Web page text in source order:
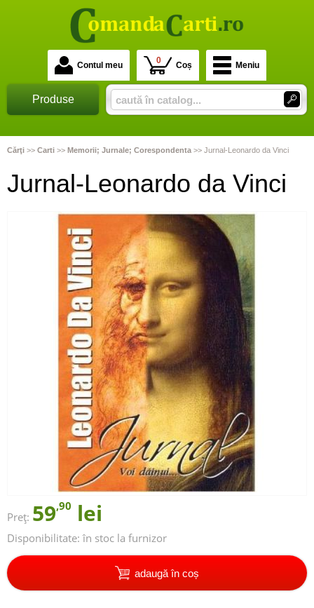
Contul meu 0 Coș Meniu
Produse
Cărţi >> Carti >> Memorii; Jurnale; Corespondenta >> Jurnal-Leonardo da Vinci
Jurnal-Leonardo da Vinci
Preț: 59,90 lei
Disponibilitate: în stoc la furnizor
adaugă în coș